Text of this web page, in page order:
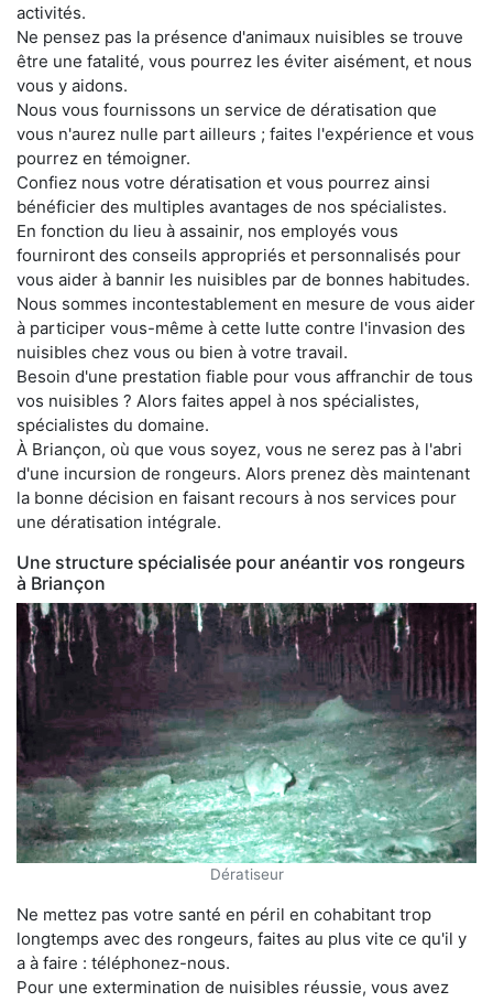
activités.
Ne pensez pas la présence d'animaux nuisibles se trouve
être une fatalité, vous pourrez les éviter aisément, et nous
vous y aidons.
Nous vous fournissons un service de dératisation que
vous n'aurez nulle part ailleurs ; faites l'expérience et vous
pourrez en témoigner.
Confiez nous votre dératisation et vous pourrez ainsi
bénéficier des multiples avantages de nos spécialistes.
En fonction du lieu à assainir, nos employés vous
fourniront des conseils appropriés et personnalisés pour
vous aider à bannir les nuisibles par de bonnes habitudes.
Nous sommes incontestablement en mesure de vous aider
à participer vous-même à cette lutte contre l'invasion des
nuisibles chez vous ou bien à votre travail.
Besoin d'une prestation fiable pour vous affranchir de tous
vos nuisibles ? Alors faites appel à nos spécialistes,
spécialistes du domaine.
À Briançon, où que vous soyez, vous ne serez pas à l'abri
d'une incursion de rongeurs. Alors prenez dès maintenant
la bonne décision en faisant recours à nos services pour
une dératisation intégrale.
Une structure spécialisée pour anéantir vos rongeurs
à Briançon
Dératiseur
Ne mettez pas votre santé en péril en cohabitant trop
longtemps avec des rongeurs, faites au plus vite ce qu'il y
a à faire : téléphonez-nous.
Pour une extermination de nuisibles réussie, vous avez